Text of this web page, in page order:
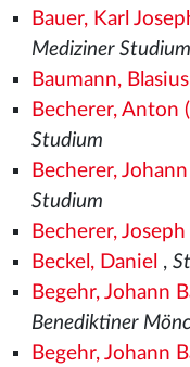
Bauer, Karl
Mediziner Studium
Baumann,
Becherer, Anton
Studium
Becherer,
Studium
Becherer, Joseph
Beckel, Daniel ,
Begehr, Johann
Benediktiner
Begehr, Johann